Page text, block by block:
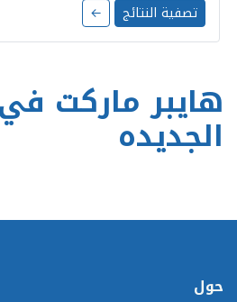
← تصفية النتائج
هايبر ماركت
الجديده
حول